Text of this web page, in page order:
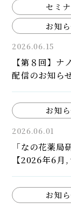
セミ
お知
2026.06.15
【第８回】
配信のお知ら
お知
2026.06.01
「なの花薬
【2026年6月
お知